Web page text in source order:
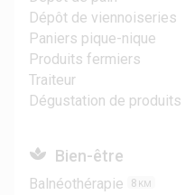
Dépôt de viennoiseries
Paniers pique-nique
Produits fermiers
Traiteur
Dégustation de produits
Bien-être
Balnéothérapie 8 KM